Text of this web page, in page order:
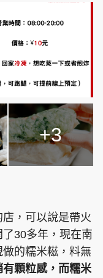
+3
，可以說是帶火
30多年，現在南
的糯米糍，料無
顆粒感，而糯米